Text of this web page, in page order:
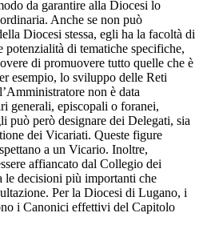
da garantire alla Diocesi lo
Anche se non può
Diocesi stessa, egli ha la facoltà di
di tematiche specifiche,
di promuovere tutto quelle che è
esempio, lo sviluppo delle Reti
non è data
generali, episcopali o foranei,
può però designare dei Delegati, sia
dei Vicariati. Queste figure
a un Vicario. Inoltre,
affiancato dal Collegio dei
le decisioni più importanti che
Per la Diocesi di Lugano, i
i Canonici effettivi del Capitolo